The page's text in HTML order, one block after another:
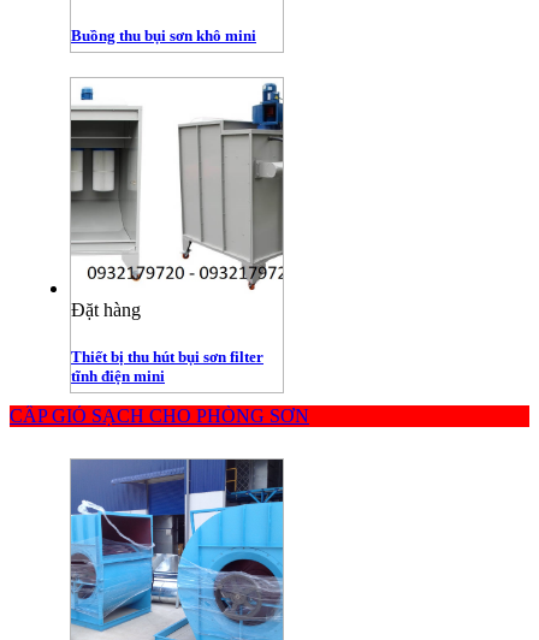
Buồng thu bụi sơn khô mini
Đặt hàng
Thiết bị thu hút bụi sơn filter
tĩnh điện mini
CẤP GIÓ SẠCH CHO PHÒNG SƠN